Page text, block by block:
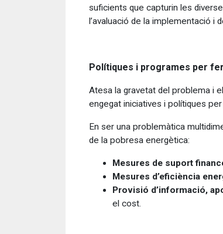
suficients que capturin les
l’avaluació de la implementació i
Polítiques i programes per
Atesa la gravetat del problema i
engegat iniciatives i polítiques
En ser una problemàtica
de la pobresa energètica:
Mesures de suport
Mesures d’eficiència
Provisió d’informació,
el cost.